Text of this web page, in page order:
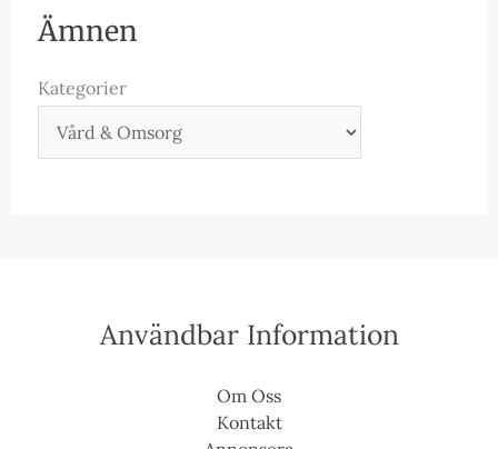
Ämnen
Kategorier
Användbar Information
Om Oss
Kontakt